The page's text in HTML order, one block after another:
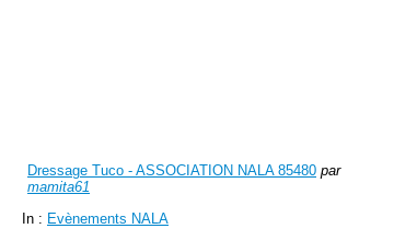
Dressage Tuco - ASSOCIATION NALA 85480 par
mamita61
In : Evènements NALA